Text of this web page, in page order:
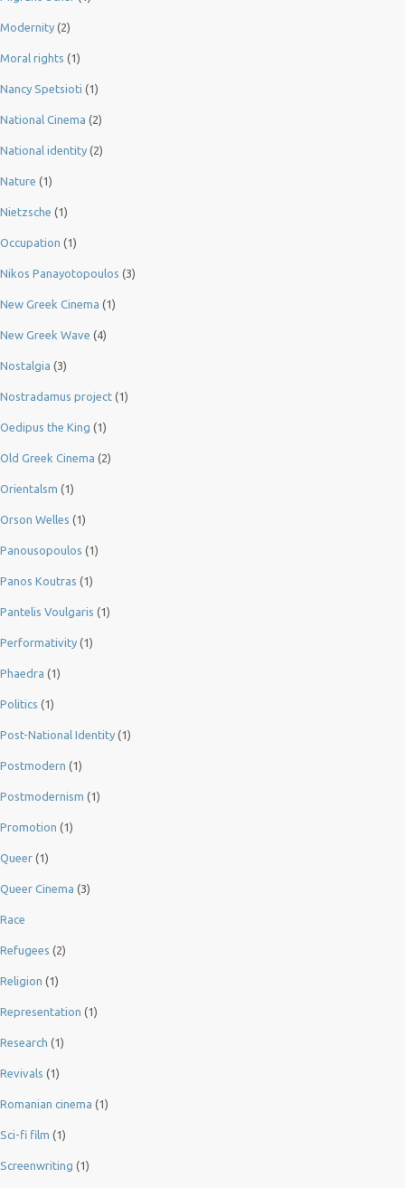
Modernity (2)
Moral rights (1)
Nancy Spetsioti (1)
National Cinema (2)
National identity (2)
Nature (1)
Nietzsche (1)
Occupation (1)
Nikos Panayotopoulos (3)
New Greek Cinema (1)
New Greek Wave (4)
Nostalgia (3)
Nostradamus project (1)
Oedipus the King (1)
Old Greek Cinema (2)
Orientalsm (1)
Orson Welles (1)
Panousopoulos (1)
Panos Koutras (1)
Pantelis Voulgaris (1)
Performativity (1)
Phaedra (1)
Politics (1)
Post-National Identity (1)
Postmodern (1)
Postmodernism (1)
Promotion (1)
Queer (1)
Queer Cinema (3)
Race
Refugees (2)
Religion (1)
Representation (1)
Research (1)
Revivals (1)
Romanian cinema (1)
Sci-fi film (1)
Screenwriting (1)